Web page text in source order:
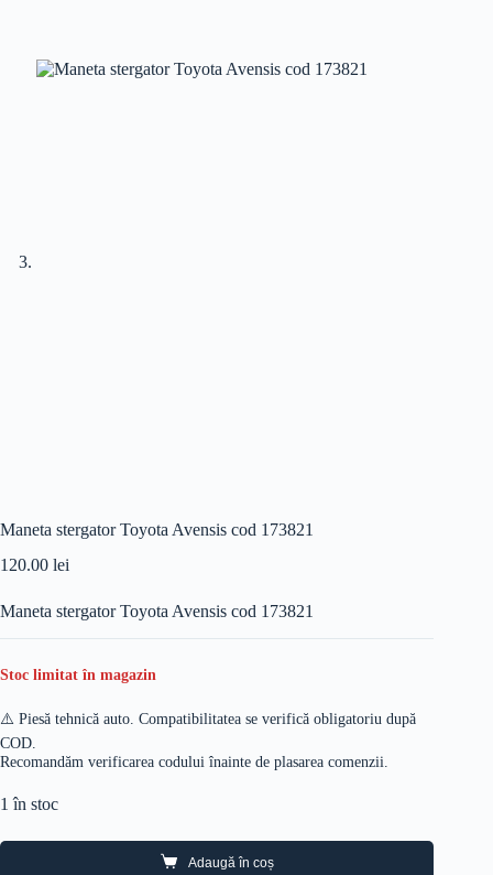
Maneta stergator Toyota Avensis cod 173821
120.00 lei
Maneta stergator Toyota Avensis cod 173821
Stoc limitat în magazin
⚠️ Piesă tehnică auto. Compatibilitatea se verifică obligatoriu după
COD.
Recomandăm verificarea codului înainte de plasarea comenzii.
1 în stoc
Adaugă în coș